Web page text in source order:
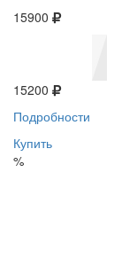
15900
15200
Подробности
Купить
%